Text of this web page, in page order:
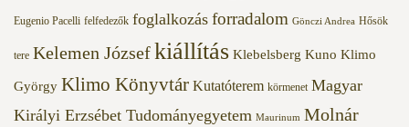
Eugenio Pacelli felfedezők foglalkozás forradalom Gönczi Andrea Hősök
tere Kelemen Józsefkiállítás Klebelsberg Kuno Klimo
György Klimo Könyvtár Kutatóterem körmenet Magyar
Királyi Erzsébet Tudományegyetem Maurinum Molnár